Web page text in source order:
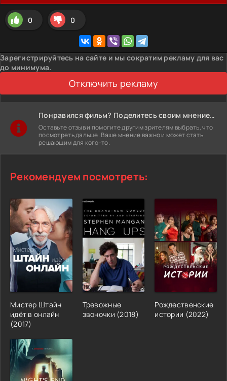
0 0
Зарегистрируйтесь на сайте и мы сократим рекламу для вас
до минимума.
Отключить рекламу
Понравился фильм? Поделитесь своим мнением!
Оставьте отзыв и помогите другим зрителям выбрать, что
посмотреть дальше. Ваше мнение важно и может стать
решающим для кого-то.
Рекомендуем посмотреть:
Мистер Штайн
идёт в онлайн
(2017)
Тревожные
звоночки (2018)
Рождественские
истории (2022)